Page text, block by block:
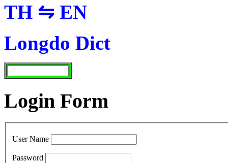
TH ⇋ EN
Longdo Dict
Login Form
User Name
Password